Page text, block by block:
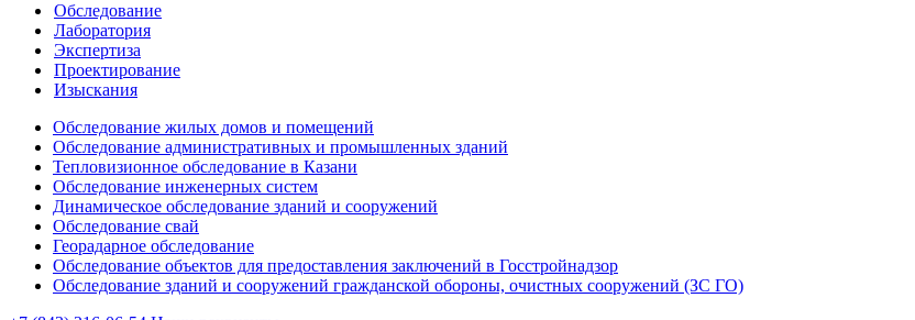
Обследование
Лаборатория
Экспертиза
Проектирование
Изыскания
Обследование жилых домов и помещений
Обследование административных и промышленных зданий
Тепловизионное обследование в Казани
Обследование инженерных систем
Динамическое обследование зданий и сооружений
Обследование свай
Георадарное обследование
Обследование объектов для предоставления заключений в Госстройнадзор
Обследование зданий и сооружений гражданской обороны, очистных сооружений (ЗС ГО)